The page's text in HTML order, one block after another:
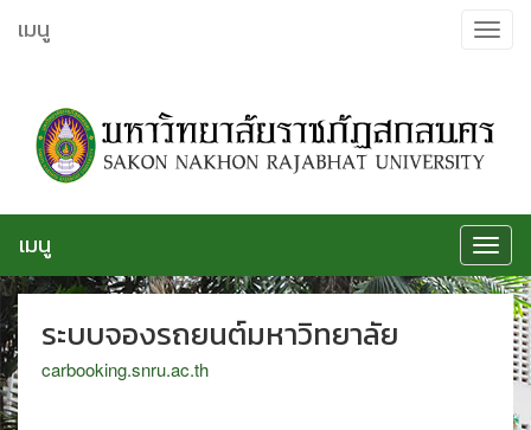
ไป
Toggle
เมนู
Toggle
เมนู
ระบบจองรถยนต์มหาวิทยาลัย
carbooking.snru.ac.th